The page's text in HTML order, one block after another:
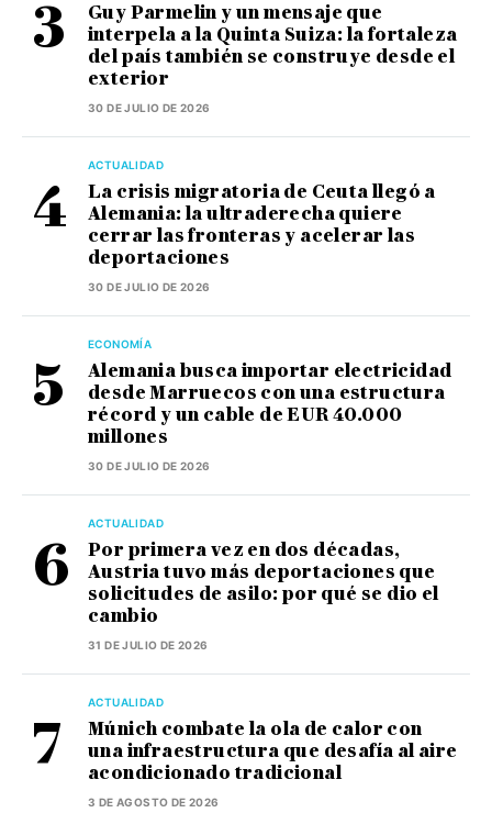
Guy Parmelin y un mensaje que
interpela a la Quinta Suiza: la fortaleza
del país también se construye desde el
exterior
30 DE JULIO DE 2026
ACTUALIDAD
La crisis migratoria de Ceuta llegó a
Alemania: la ultraderecha quiere
cerrar las fronteras y acelerar las
deportaciones
30 DE JULIO DE 2026
ECONOMÍA
Alemania busca importar electricidad
desde Marruecos con una estructura
récord y un cable de EUR 40.000
millones
30 DE JULIO DE 2026
ACTUALIDAD
Por primera vez en dos décadas,
Austria tuvo más deportaciones que
solicitudes de asilo: por qué se dio el
cambio
31 DE JULIO DE 2026
ACTUALIDAD
Múnich combate la ola de calor con
una infraestructura que desafía al aire
acondicionado tradicional
3 DE AGOSTO DE 2026